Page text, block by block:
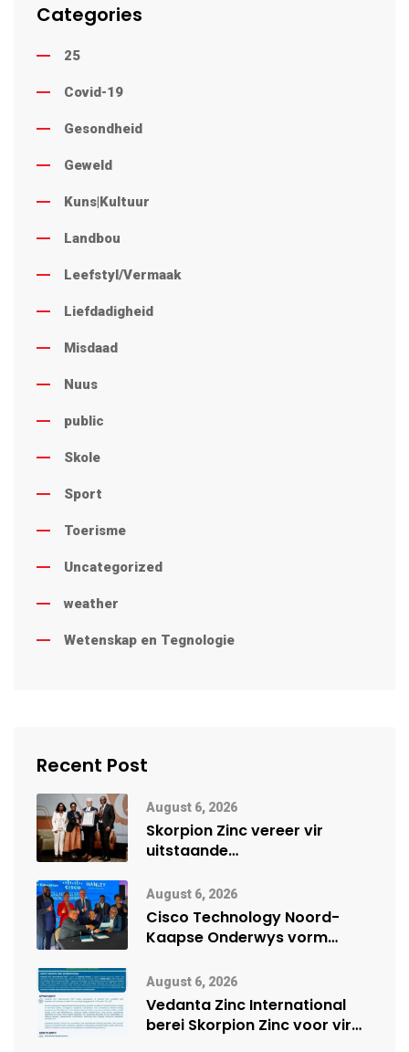
Categories
25
Covid-19
Gesondheid
Geweld
Kuns|Kultuur
Landbou
Leefstyl/Vermaak
Liefdadigheid
Misdaad
Nuus
public
Skole
Sport
Toerisme
Uncategorized
weather
Wetenskap en Tegnologie
Recent Post
August 6, 2026
Skorpion Zinc vereer vir
uitstaande
Namibië Mynbou Ekspo
August 6, 2026
Cisco Technology Noord-
Kaapse Onderwys vorm
vennootskap
August 6, 2026
Vedanta Zinc International
berei Skorpion Zinc voor vir